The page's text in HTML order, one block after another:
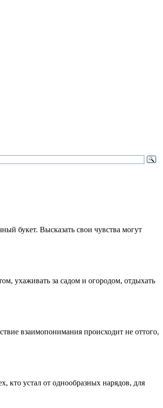
букет. Высказать свои чувства могут
ухаживать за садом и огородом, отдыхать
взаимопонимания происходит не оттого,
кто устал от однообразных нарядов, для